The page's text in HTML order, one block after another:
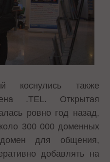
коснулись также
.TEL. Открытая
ровно год назад,
300 000 доменных
для общения,
добавлять на